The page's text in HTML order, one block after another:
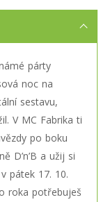
párty
noc na
sestavu,
V MC Fabrika ti
po boku
D’n’B a užij si
pátek 17. 10.
roka potřebuješ